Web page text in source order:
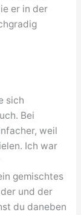
er in der
sich
Bei
weil
Ich war
gemischtes
und der
du daneben